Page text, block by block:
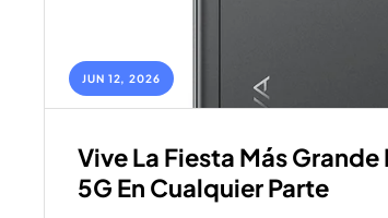
A
JUN 12, 2026
Vive La Fiesta Más
5G En Cualquier Parte